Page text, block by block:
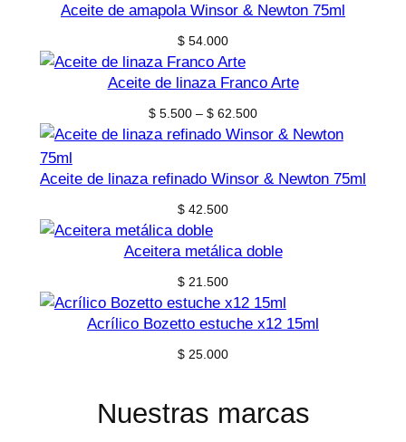
Aceite de amapola Winsor & Newton 75ml
$ 54.000
Aceite de linaza Franco Arte
$ 5.500 – $ 62.500Price
range:
through
Aceite de linaza refinado Winsor & Newton 75ml
$ 42.500
Aceitera metálica doble
$ 21.500
Acrílico Bozetto estuche x12 15ml
$ 25.000
Nuestras marcas